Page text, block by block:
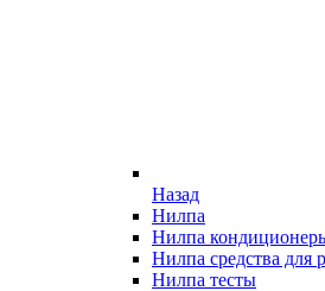
Назад
Нилпа
Нилпа
Нилпа средства для
Нилпа тесты